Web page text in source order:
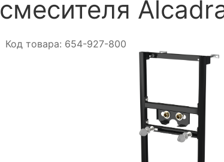
смесителя
Код товара: 654-927-800